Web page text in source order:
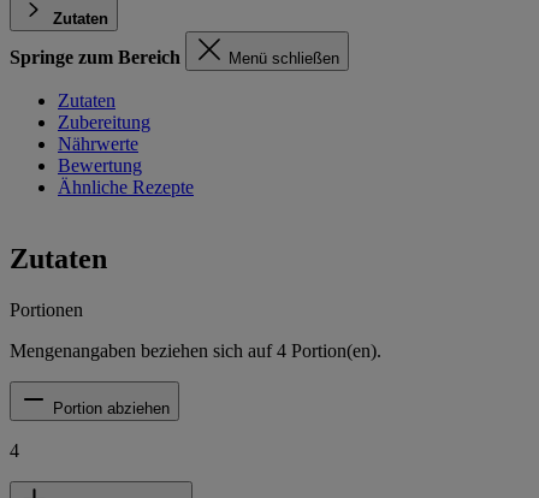
Zutaten
Springe zum Bereich Menü schließen
Zutaten
Zubereitung
Nährwerte
Bewertung
Ähnliche Rezepte
Zutaten
Portionen
Mengenangaben beziehen sich auf4 Portion(en).
Portion abziehen
4